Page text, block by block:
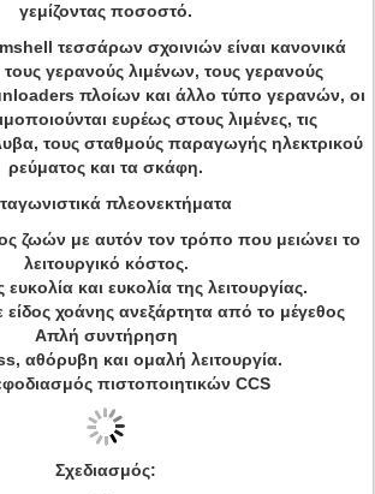
γεμίζοντας ποσοστό.
τεσσάρων σχοινιών είναι κανονικά
γερανούς λιμένων, τους γερανούς
πλοίων και άλλο τύπο γερανών, οι
ευρέως στους λιμένες, τις
τους σταθμούς παραγωγής ηλεκτρικού
ρεύματος και τα σκάφη.
πλεονεκτήματα
ζωών με αυτόν τον τρόπο που μειώνει το
λειτουργικό κόστος.
ευκολία και ευκολία της λειτουργίας.
χοάνης ανεξάρτητα από το μέγεθος
Απλή συντήρηση
αθόρυβη και ομαλή λειτουργία.
πιστοποιητικών CCS
Σχεδιασμός: